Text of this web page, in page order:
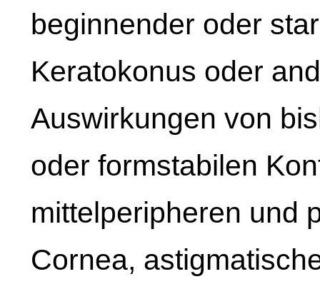
beginnender oder
Keratokonus oder
Auswirkungen von
oder formstabilen
mittelperipheren und
Cornea,